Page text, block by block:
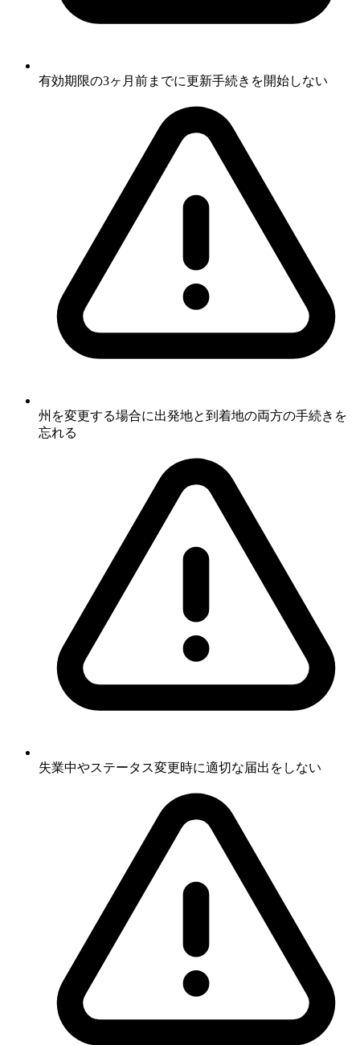
有効期限の3ヶ月前までに更新手続きを開始しない
州を変更する場合に出発地と到着地の両方の手続きを
忘れる
失業中やステータス変更時に適切な届出をしない